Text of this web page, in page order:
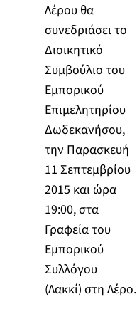
Λέρου θα
συνεδριάσει το
Διοικητικό
Συμβούλιο του
Εμπορικού
Επιμελητηρίου
Δωδεκανήσου,
την Παρασκευή
11 Σεπτεμβρίου
2015 και ώρα
19:00, στα
Γραφεία του
Εμπορικού
Συλλόγου
(Λακκί) στη Λέρο.